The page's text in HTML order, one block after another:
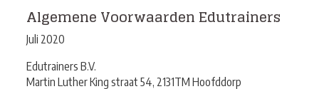
Algemene Voorwaarden Edutrainers
Juli 2020
Edutrainers B.V.
Martin Luther King straat 54, 2131TM Hoofddorp